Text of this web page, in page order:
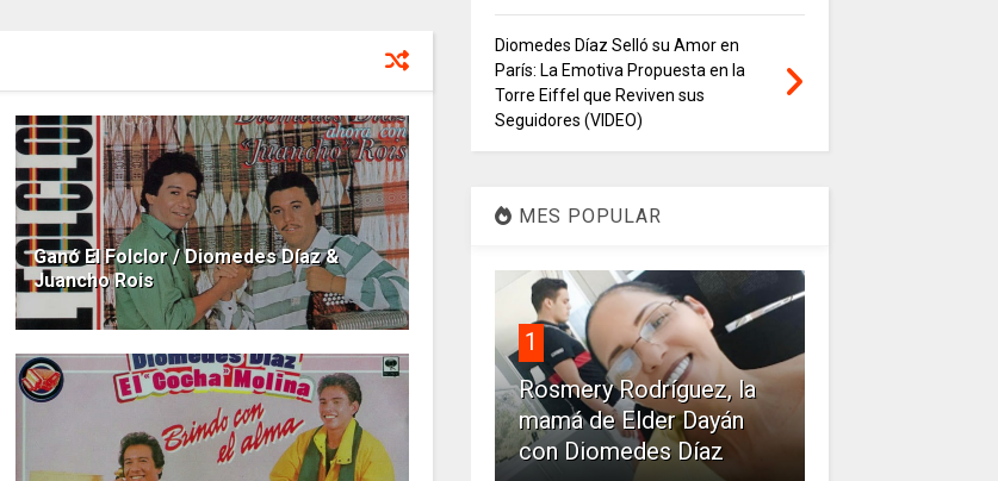
Ganó El Folclor / Diomedes Díaz &
Juancho Rois
Diomedes Díaz Selló su Amor en
París: La Emotiva Propuesta en la
Torre Eiffel que Reviven sus
Seguidores (VIDEO)
MES POPULAR
1
Rosmery Rodríguez, la
mamá de Elder Dayán
con Diomedes Díaz